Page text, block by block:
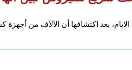
بعد اكتشافها أن الآلاف من